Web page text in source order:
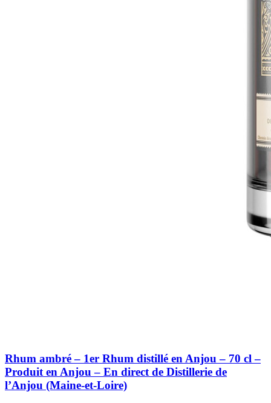
Rhum ambré – 1er Rhum distillé en Anjou – 70 cl –
Produit en Anjou – En direct de Distillerie de
l’Anjou (Maine-et-Loire)